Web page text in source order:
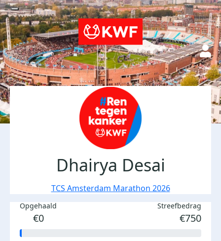
Dhairya Desai
TCS Amsterdam Marathon 2026
Opgehaald
€0
Streefbedrag
€750